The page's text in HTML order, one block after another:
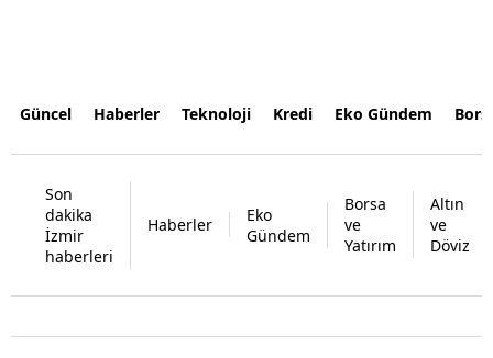
Güncel Haberler Teknoloji Kredi Eko Gündem
Son
dakika
İzmir
haberleri
Haberler
Eko
Gündem
Borsa
ve
Yatırım
Altın
ve
Döviz